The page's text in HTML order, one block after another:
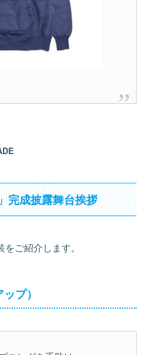
完成披露舞台挨拶
ご紹介します。
プ）